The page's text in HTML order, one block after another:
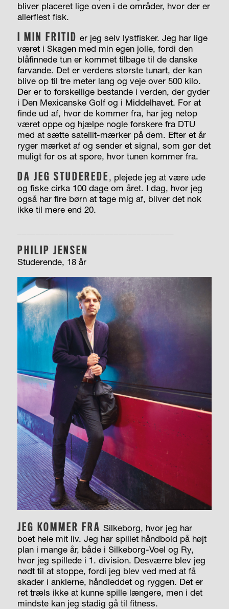
bliver placeret lige oven i de områder, hvor der er
allerflest fisk.
I MIN FRITID er jeg selv lystfisker. Jeg har lige
været i Skagen med min egen jolle, fordi den
blåfinnede tun er kommet tilbage til de danske
farvande. Det er verdens største tunart, der kan
blive op til tre meter lang og veje over 500 kilo.
Der er to forskellige bestande i verden, der gyder
i Den Mexicanske Golf og i Middelhavet. For at
finde ud af, hvor de kommer fra, har jeg netop
været oppe og hjælpe nogle forskere fra DTU
med at sætte satellit-mærker på dem. Efter et år
ryger mærket af og sender et signal, som gør det
muligt for os at spore, hvor tunen kommer fra.
DA JEG STUDEREDE, plejede jeg at være ude
og fiske cirka 100 dage om året. I dag, hvor jeg
også har fire børn at tage mig af, bliver det nok
ikke til mere end 20.
PHILIP JENSEN
Studerende, 18 år
JEG KOMMER FRA Silkeborg, hvor jeg har
boet hele mit liv. Jeg har spillet håndbold på højt
plan i mange år, både i Silkeborg-Voel og Ry,
hvor jeg spillede i 1. division. Desværre blev jeg
nødt til at stoppe, fordi jeg blev ved med at få
skader i anklerne, håndleddet og ryggen. Det er
ret træls ikke at kunne spille længere, men i det
mindste kan jeg stadig gå til fitness.